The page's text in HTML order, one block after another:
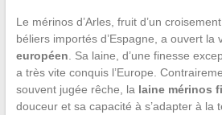
Le mérinos d’Arles, fruit d’un
béliers importés d’Espagne, a ouvert la
européen . Sa laine, d’une finesse
a très vite conquis l’Europe.
souvent jugée rêche, la laine mérinos
douceur et sa capacité à s’adapter à la